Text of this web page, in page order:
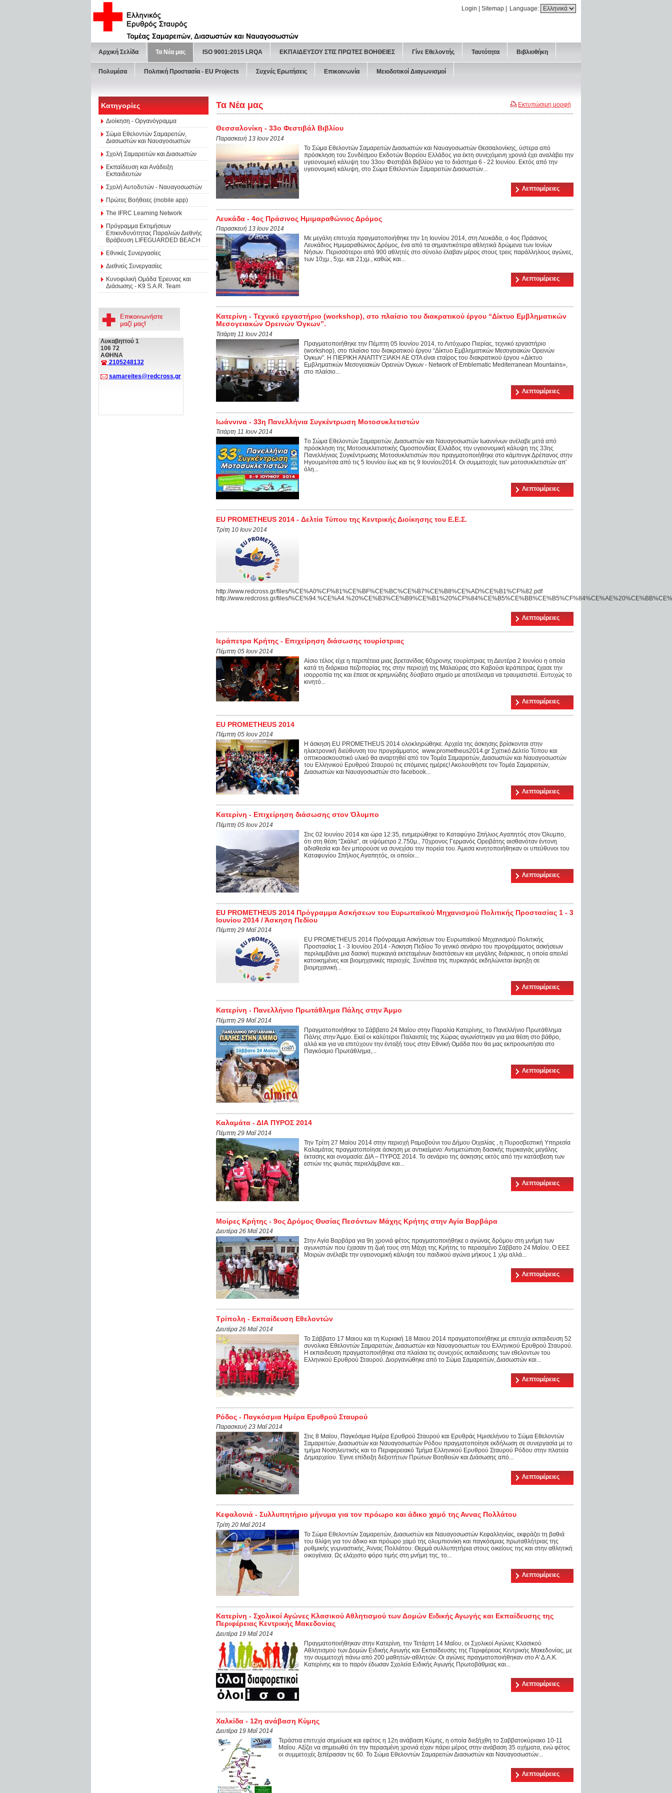
Language:
Login Sitemap
Αρχική Σελίδα Τα Νέα μας ISO 9001:2015 LRQA ΕΚΠΑΙΔΕΥΣΟΥ ΣΤΙΣ ΠΡΩΤΕΣ ΒΟΗΘΕΙΕΣ Γίνε Εθελοντής Ταυτότητα Βιβλιοθήκη
Πολυμέσα Πολιτική Προστασία - ΕU Projects Συχνές Ερωτήσεις Επικοινωνία Μειοδοτικοί Διαγωνισμοί
Κατηγορίες
Διοίκηση - Οργανόγραμμα
Σώμα Εθελοντών Σαμαρειτών,
Διασωστών και Ναυαγοσωστών
Σχολή Σαμαρειτών και Διασωστών
Εκπαίδευση και Ανάδειξη
Εκπαιδευτών
Σχολή Αυτοδυτών - Ναυαγοσωστών
Πρώτες Βοήθειες (mobile app)
The IFRC Learning Network
Πρόγραμμα Εκτιμήσεων
Επικινδυνότητας Παραλιών Διεθνής
Βράβευση LIFEGUARDED BEACH
Εθνικές Συνεργασίες
Διεθνείς Συνεργασίες
Κυνοφιλική Ομάδα Έρευνας και
Διάσωσης - Κ9 S.A.R. Team
Λυκαβηττού 1
106 72
ΑΘΗΝΑ
2105248132
samareites@redcross.gr
Εκτυπώσιμη μορφή
Τα Νέα μας
Θεσσαλονίκη - 33ο Φεστιβάλ Βιβλίου
Παρασκευή 13 Ιουν 2014
Το Σώμα Εθελοντών Σαμαρειτών Διασωστών και Ναυαγοσωστών Θεσσαλονίκης, ύστερα από
πρόσκληση του Συνδέσμου Εκδοτών Βορείου Ελλάδος για έκτη συνεχόμενη χρονιά έχει αναλάβει την
υγειονομική κάλυψη του 33ου Φεστιβάλ Βιβλίου για το διάστημα 6 - 22 Ιουνίου. Εκτός από την
υγειονομική κάλυψη, στο Σώμα Εθελοντών Σαμαρειτών Διασωστών...
Λεπτομέρειες
Λευκάδα - 4ος Πράσινος Ημιμαραθώνιος Δρόμος
Παρασκευή 13 Ιουν 2014
Με μεγάλη επιτυχία πραγματοποιήθηκε την 1η Ιουνίου 2014, στη Λευκάδα, ο 4ος Πράσινος
Λευκάδιος Ημιμαραθώνιος Δρόμος, ένα από τα σημαντικότερα αθλητικά δρώμενα των Ιονίων
Νήσων. Περισσότεροι από 900 αθλητές στο σύνολο έλαβαν μέρος στους τρεις παράλληλους αγώνες,
των 10χμ., 5χμ. και 21χμ., καθώς και...
Λεπτομέρειες
Κατερίνη - Τεχνικό εργαστήριο (workshop), στο πλαίσιο του διακρατικού έργου “Δίκτυο Εμβληματικών
Μεσογειακών Ορεινών Όγκων”.
Τετάρτη 11 Ιουν 2014
Πραγματοποιήθηκε την Πέμπτη 05 Ιουνίου 2014, το Λιτόχωρο Πιερίας, τεχνικό εργαστήριο
(workshop), στο πλαίσιο του διακρατικού έργου “Δίκτυο Εμβληματικών Μεσογειακών Ορεινών
Όγκων”. Η ΠΙΕΡΙΚΗ ΑΝΑΠΤΥΞΙΑΚΗ ΑΕ ΟΤΑ είναι εταίρος του διακρατικού έργου «Δίκτυο
Εμβληματικών Μεσογειακών Ορεινών Όγκων - Network of Emblematic Mediterranean Mountains»,
στο πλαίσιο...
Λεπτομέρειες
Ιωάννινα - 33η Πανελλήνια Συγκέντρωση Μοτοσυκλετιστών
Τετάρτη 11 Ιουν 2014
Tο Σώμα Εθελοντών Σαμαρειτών, Διασωστών και Ναυαγοσωστών Ιωαννίνων ανέλαβε μετά από
πρόσκληση της Μοτοσυκλετιστικής Ομοσπονδίας Ελλάδος την υγειονομική κάλυψη της 33ης
Πανελλήνιας Συγκέντρωσης Μοτοσυκλετιστών που πραγματοποιήθηκε στο κάμπινγκ Δρέπανος στην
Ηγουμενίτσα από τις 5 Ιουνίου έως και τις 9 Ιουνίου2014. Οι συμμετοχές των μοτοσυκλετιστών απ’
όλη...
Λεπτομέρειες
EU PROMETHEUS 2014 - Δελτία Τύπου της Κεντρικής Διοίκησης του Ε.Ε.Σ.
Τρίτη 10 Ιουν 2014
http://www.redcross.gr/files/%CE%A0%CF%81%CE%BF%CE%BC%CE%B7%CE%B8%CE%AD%CE%B1%CF%82.pdf
http://www.redcross.gr/files/
Λεπτομέρειες
Ιεράπετρα Κρήτης - Επιχείρηση διάσωσης τουρίστριας
Πέμπτη 05 Ιουν 2014
Αίσιο τέλος είχε η περιπέτεια μιας βρετανίδας 60χρονης τουρίστριας τη Δευτέρα 2 Ιουνίου η οποία
κατά τη διάρκεια πεζοπορίας της στην περιοχή της Μαλαύρας στο Καβούσι Ιεράπετρας έχασε την
ισορροπία της και έπεσε σε κρημνώδης δύσβατο σημείο με αποτέλεσμα να τραυματιστεί. Ευτυχώς το
κινητό...
Λεπτομέρειες
ΕU PROMETHEUS 2014
Πέμπτη 05 Ιουν 2014
H άσκηση EU PROMETHEUS 2014 ολοκληρώθηκε. Aρχεία της άσκησης βρίσκονται στην
ηλεκτρονική διεύθυνση του προγράμματος www.prometheus2014.gr Σχετικό Δελτίο Τύπου και
οπτικοασκουστικό υλικό θα αναρτηθεί από τον Τομέα Σαμαρειτών, Διασωστών και Ναυαγοσωστών
του Ελληνικού Ερυθρού Σταυρού τις επόμενες ημέρες! Ακολουθήστε τον Τομέα Σαμαρειτών,
Διασωστών και Ναυαγοσωστών στο facebook...
Λεπτομέρειες
Κατερίνη - Επιχείρηση διάσωσης στον Όλυμπο
Πέμπτη 05 Ιουν 2014
Στις 02 Ιουνίου 2014 και ώρα 12:35, ενημερώθηκε το Καταφύγιο Σπήλιος Αγαπητός στον Όλυμπο,
ότι στη θέση “Σκάλα”, σε υψόμετρο 2.750μ., 70χρονος Γερμανός Ορειβάτης αισθανόταν έντονη
αδιαθεσία και δεν μπορούσε να συνεχίσει την πορεία του. Άμεσα κινητοποιήθηκαν οι υπεύθυνοι του
Καταφυγίου Σπήλιος Αγαπητός, οι οποίοι...
Λεπτομέρειες
EU PROMETHEUS 2014 Πρόγραμμα Ασκήσεων του Ευρωπαϊκού Μηχανισμού Πολιτικής Προστασίας 1 - 3
Ιουνίου 2014 / Άσκηση Πεδίου
Πέμπτη 29 Μαΐ 2014
EU PROMETHEUS 2014 Πρόγραμμα Ασκήσεων του Ευρωπαϊκού Μηχανισμού Πολιτικής
Προστασίας 1 - 3 Ιουνίου 2014 - Άσκηση Πεδίου Το γενικό σενάριο του προγράμματος ασκήσεων
περιλαμβάνει μια δασική πυρκαγιά εκτεταμένων διαστάσεων και μεγάλης διάρκειας, η οποία απειλεί
κατοικημένες και βιομηχανικές περιοχές. Συνέπεια της πυρκαγιάς εκδηλώνεται έκρηξη σε
βιομηχανική...
Λεπτομέρειες
Κατερίνη - Πανελλήνιο Πρωτάθλημα Πάλης στην Άμμο
Πέμπτη 29 Μαΐ 2014
Πραγματοποιήθηκε το Σάββατο 24 Μαΐου στην Παραλία Κατερίνης, το Πανελλήνιο Πρωτάθλημα
Πάλης στην Άμμο. Εκεί οι καλύτεροι Παλαιστές της Χώρας αγωνίστηκαν για μια θέση στο βάθρο,
αλλά και για να επιτύχουν την ένταξή τους στην Εθνική Ομάδα που θα μας εκπροσωπήσει στο
Παγκόσμιο Πρωτάθλημα,...
Λεπτομέρειες
Καλαμάτα - ΔΙΑ ΠΥΡΟΣ 2014
Πέμπτη 29 Μαΐ 2014
Την Τρίτη 27 Μαίου 2014 στην περιοχή Ραμοβούνι του Δήμου Οιχαλίας , η Πυροσβεστική Υπηρεσία
Καλαμάτας πραγματοποίησε άσκηση με αντικείμενο: Αντιμετώπιση δασικής πυρκαγιάς μεγάλης
έκτασης και ονομασία: ΔΙΑ – ΠΥΡΟΣ 2014. Το σενάριο της άσκησης εκτός από την κατάσβεση των
εστιών της φωτιάς περιελάμβανε και...
Λεπτομέρειες
Μοίρες Κρήτης - 9ος Δρόμος Θυσίας Πεσόντων Μάχης Κρήτης στην Αγία Βαρβάρα
Δευτέρα 26 Μαΐ 2014
Στην Αγία Βαρβάρα για 9η χρονιά φέτος πραγματοποιήθηκε ο αγώνας δρόμου στη μνήμη των
αγωνιστών που έχασαν τη ζωή τους στη Μάχη της Κρήτης το περασμένο Σάββατο 24 Μαΐου. Ο ΕΕΣ
Μοιρών ανέλαβε την υγειονομική κάλυψη του παιδικού αγώνα μήκους 1 χλμ αλλά...
Λεπτομέρειες
Τρίπολη - Εκπαίδευση Εθελοντών
Δευτέρα 26 Μαΐ 2014
Το Σάββατο 17 Μαιου και τη Κυριακή 18 Μαιου 2014 πραγματοποιήθηκε με επιτυχία εκπαιδευση 52
συνολικα Εθελοντών Σαμαρειτών, Διασωστών και Ναυαγοσωστων του Ελληνικού Ερυθρού Σταυρού.
Η εκπαιδευση πραγματοποιήθηκε στα πλαίσια τις συνεχούς εκπαιδευσης των εθελοντων του
Ελληνικού Ερυθρού Σταυρού. Διοργανώθηκε από το Σώμα Σαμαρειτών, Διασωστών και...
Λεπτομέρειες
Ρόδος - Παγκόσμια Ημέρα Ερυθρού Σταυρού
Παρασκευή 23 Μαΐ 2014
Στις 8 Μαϊου, Παγκόσμια Ημέρα Ερυθρού Σταυρού και Ερυθράς Ημισελήνου το Σώμα Εθελοντών
Σαμαρειτών, Διασωστών και Ναυαγοσωστών Ρόδου πραγματοποίησε εκδήλωση σε συνεργασία με το
τμήμα Νοσηλευτικής και το Περιφερειακό Τμήμα Ελληνικού Ερυθρού Σταυρού Ρόδου στην πλατεία
Δημαρχείου. Έγινε επίδειξη δεξιοτήτων Πρώτων Βοηθειών και Διάσωσης από...
Λεπτομέρειες
Κεφαλονιά - Συλλυπητήριο μήνυμα για τον πρόωρο και άδικο χαμό της Αννας Πολλάτου
Τρίτη 20 Μαΐ 2014
Το Σώμα Εθελοντών Σαμαρειτών, Διασωστών και Ναυαγοσωστών Κεφαλληνίας, εκφράζει τη βαθιά
του θλίψη για τον άδικο και πρόωρο χαμό της ολυμπιονίκη και παγκόσμιας πρωταθλήτριας της
ρυθμικής γυμναστικής, Άννας Πολλάτου. Θερμά συλλυπητήρια στους οικείους της και στην αθλητική
οικογένεια. Ως ελάχιστο φόρο τιμής στη μνήμη της, το...
Λεπτομέρειες
Κατερίνη - Σχολικοί Αγώνες Κλασικού Αθλητισμού των Δομών Ειδικής Αγωγής και Εκπαίδευσης της
Περιφέρειας Κεντρικής Μακεδονίας
Δευτέρα 19 Μαΐ 2014
Πραγματοποιήθηκαν στην Κατερίνη, την Τετάρτη 14 Μαΐου, οι Σχολικοί Αγώνες Κλασικού
Αθλητισμού των Δομών Ειδικής Αγωγής και Εκπαίδευσης της Περιφέρειας Κεντρικής Μακεδονίας, με
την συμμετοχή πάνω από 200 μαθητών-αθλητών. Οι αγώνες πραγματοποιήθηκαν στο Α' Δ.Α.Κ.
Κατερίνης και το παρόν έδωσαν Σχολεία Ειδικής Αγωγής Πρωτοβάθμιας και...
Λεπτομέρειες
Χαλκίδα - 12η ανάβαση Κύμης
Δευτέρα 19 Μαΐ 2014
Τεράστια επιτυχία σημείωσε και εφέτος η 12η ανάβαση Κύμης, η οποία διεξήχθη το Σαββατοκύριακο 10-11
Μαΐου. Αξίζει να σημειωθεί ότι την περασμένη χρονιά είχαν πάρει μέρος στην ανάβαση 35 οχήματα, ενώ φέτος
οι συμμετοχές ξεπέρασαν τις 60. Το Σώμα Εθελοντών Σαμαρειτών Διασωστών και Ναυαγοσωστών...
Λεπτομέρειες